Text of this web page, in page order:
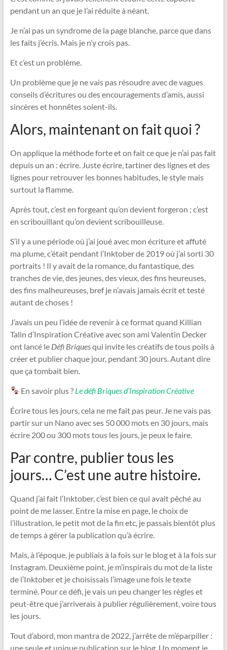
pendant un an que je l’ai réduite à néant.
Je n’ai pas un syndrome de la page blanche, parce que dans
les faits j’écris. Mais je n’y crois pas.
Et c’est un problème.
Un problème que je ne vais pas résoudre avec de vagues
conseils d’écritures ou des encouragements d’amis, aussi
sincères et honnêtes soient-ils.
Alors, maintenant on fait quoi ?
On applique la méthode forte et on fait ce que je n’ai pas fait
depuis un an : écrire. Juste écrire, tartiner des lignes et des
lignes pour retrouver les bonnes habitudes, le style mais
surtout la flamme.
Après tout, c’est en forgeant qu’on devient forgeron ; c’est
en scribouillant qu’on devient scribouilleuse.
S’il y a une période où j’ai joué avec mon écriture et affuté
ma plume, c’était pendant l’Inktober de 2019 où j’ai sorti 30
portraits ! Il y avait de la romance, du fantastique, des
tranches de vie, des jeunes, des vieux, des fins heureuses,
des fins malheureuses, bref je n’avais jamais écrit et testé
autant de choses !
J’avais un peu l’idée de revenir à ce format quand Killian
Talin d’Inspiration Créative avec son ami Valentin Decker
ont lancé le Défi Briquesqui invite les créatifs de tous poils à
créer et publier chaque jour, pendant 30 jours. Autant dire
que ça tombait bien.
En savoir plus ? Le défi Briques d’Inspiration Créative
Écrire tous les jours, cela ne me fait pas peur. Je ne vais pas
partir sur un Nano avec ses 50 000 mots en 30 jours, mais
écrire 200 ou 300 mots tous les jours, je peux le faire.
Par contre, publier tous les
jours… C’est une autre histoire.
Quand j’ai fait l’Inktober, c’est bien ce qui avait pêché au
point de me lasser. Entre la mise en page, le choix de
l’illustration, le petit mot de la fin etc, je passais bientôt plus
de temps à gérer la publication qu’à écrire.
Mais, à l’époque, je publiais à la fois sur le blog et à la fois sur
Instagram. Deuxième point, je m’inspirais du mot de la liste
de l’Inktober et je choisissais l’image une fois le texte
terminé. Pour ce défi, je vais un peu changer les règles et
peut-être que j’arriverais à publier régulièrement, voire tous
les jours.
Tout d’abord, mon mantra de 2022, j’arrête de m’éparpiller :
une seule et unique publication sur le blog. Un moment je